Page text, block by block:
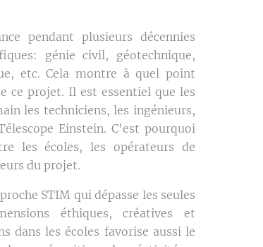
pendant plusieurs décennies
génie civil, géotechnique,
etc. Cela montre à quel point
ce projet. Il est essentiel que les
les techniciens, les ingénieurs,
Einstein. C'est pourquoi
les écoles, les opérateurs de
du projet.
STIM qui dépasse les seules
éthiques, créatives et
dans les écoles favorise aussi le